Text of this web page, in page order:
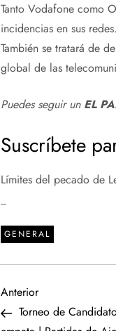
Tanto Vodafone como
incidencias en sus
También se tratará de
global de las
Puedes seguir un EL
Suscríbete
Límites del pecado de
GENERAL
N
Entrada
anterior
Anterior
Torneo de